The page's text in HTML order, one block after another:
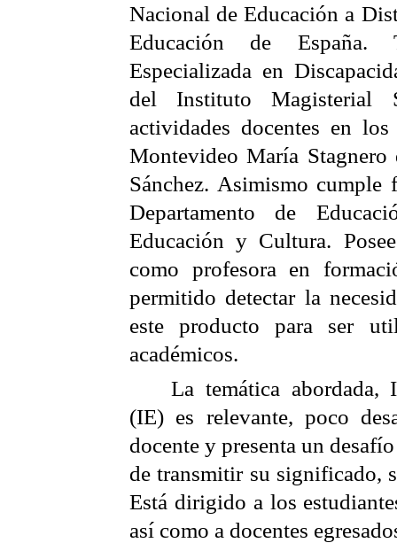
Nacional de Educación a
Educación de España.
Especializada en
del Instituto Magisterial
actividades docentes en
Montevideo María
Sánchez. Asimismo cumple
Departamento de
Educación y Cultura.
como profesora en
permitido detectar la
este producto para ser
académicos.
La temática abordada,
(IE) es relevante, poco
docente y presenta un
de transmitir su significado,
Está dirigido a los
así como a docentes